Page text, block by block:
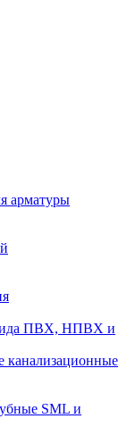
арматуры
ПВХ, НПВХ и
канализационные
SML и